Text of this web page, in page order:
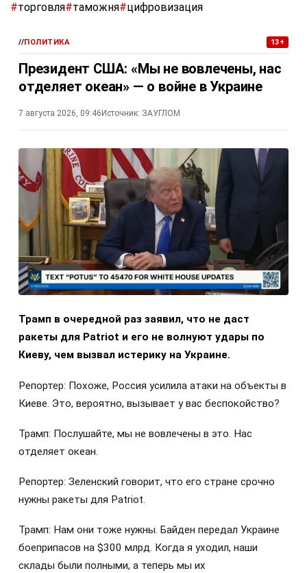
#торговля#таможня#цифровизация
//ПОЛИТИКА 13+
Президент США: «Мы не вовлечены, нас
отделяет океан» — о войне в Украине
7 августа 2026, 09:46 Источник: ЗАУГЛОМ
Трамп в очередной раз заявил, что не даст
ракеты для Patriot и его не волнуют удары по
Киеву, чем вызвал истерику на Украине.
Репортер: Похоже, Россия усилила атаки на объекты в
Киеве. Это, вероятно, вызывает у вас беспокойство?
Трамп: Послушайте, мы не вовлечены в это. Нас
отделяет океан.
Репортер: Зеленский говорит, что его стране срочно
нужны ракеты для Patriot.
Трамп: Нам они тоже нужны. Байден передал Украине
боеприпасов на $300 млрд. Когда я уходил, наши
склады были полными, а теперь мы их